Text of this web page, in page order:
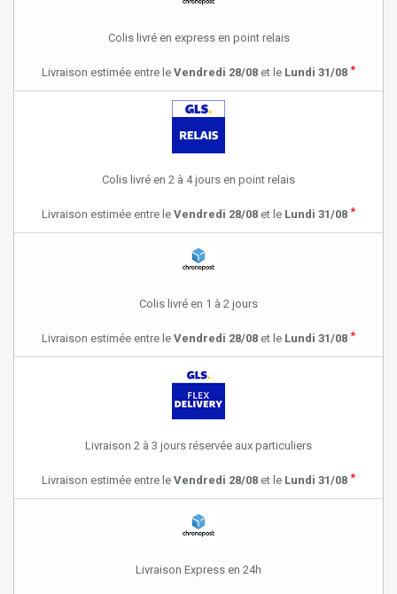
Colis livré en express en point relais
Livraison estimée entre le Vendredi 28/08 et le Lundi 31/08 *
Colis livré en 2 à 4 jours en point relais
Livraison estimée entre le Vendredi 28/08 et le Lundi 31/08 *
Colis livré en 1 à 2 jours
Livraison estimée entre le Vendredi 28/08 et le Lundi 31/08 *
Livraison 2 à 3 jours réservée aux particuliers
Livraison estimée entre le Vendredi 28/08 et le Lundi 31/08 *
Livraison Express en 24h